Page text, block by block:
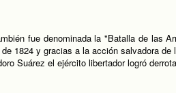
fue denominada la "Batalla de las
1824 y gracias a la acción salvadora de
Suárez el ejército libertador logró